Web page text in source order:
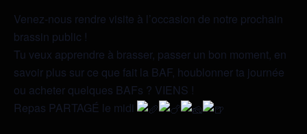
Venez-nous rendre visite à l’occasion de notre prochain
brassin public !
Tu veux apprendre à brasser, passer un bon moment, en
savoir plus sur ce que fait la BAF, houblonner ta journée
ou acheter quelques BAFs ? VIENS !
Repas PARTAGÉ le midi